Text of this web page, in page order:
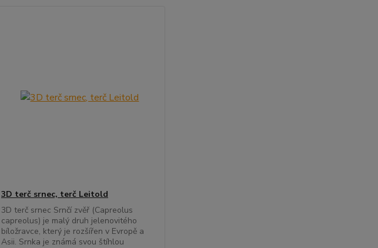
3D terč srnec, terč Leitold
3D terč srnec Srnčí zvěř (Capreolus
capreolus) je malý druh jelenovitého
bíložravce, který je rozšířen v Evropě a
Asii. Srnka je známá svou štíhlou